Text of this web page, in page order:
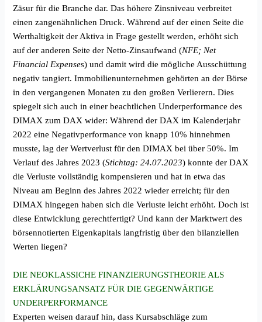
Zäsur für die Branche dar. Das höhere Zinsniveau verbreitet
einen zangenähnlichen Druck. Während auf der einen Seite die
Werthaltigkeit der Aktiva in Frage gestellt werden, erhöht sich
auf der anderen Seite der Netto-Zinsaufwand (NFE; Net
Financial Expenses) und damit wird die mögliche Ausschüttung
negativ tangiert. Immobilienunternehmen gehörten an der Börse
in den vergangenen Monaten zu den großen Verlierern. Dies
spiegelt sich auch in einer beachtlichen Underperformance des
DIMAX zum DAX wider: Während der DAX im Kalenderjahr
2022 eine Negativperformance von knapp 10% hinnehmen
musste, lag der Wertverlust für den DIMAX bei über 50%. Im
Verlauf des Jahres 2023 (Stichtag: 24.07.2023) konnte der DAX
die Verluste vollständig kompensieren und hat in etwa das
Niveau am Beginn des Jahres 2022 wieder erreicht; für den
DIMAX hingegen haben sich die Verluste leicht erhöht. Doch ist
diese Entwicklung gerechtfertigt? Und kann der Marktwert des
börsennotierten Eigenkapitals langfristig über den bilanziellen
Werten liegen?
DIE NEOKLASSICHE FINANZIERUNGSTHEORIE ALS
ERKLÄRUNGSANSATZ FÜR DIE GEGENWÄRTIGE
UNDERPERFORMANCE
Experten weisen darauf hin, dass Kursabschläge zum